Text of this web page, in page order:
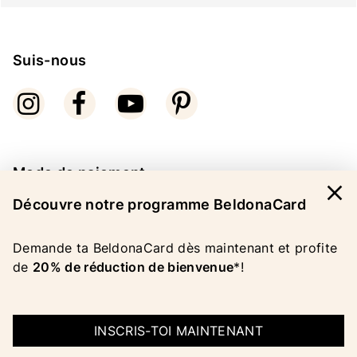
Suis-nous
Mode de paiement
MENTIONS LEGALES|CGV|PROTECTION DES
DONNEES
Découvre notre programme BeldonaCard
Demande ta BeldonaCard dès maintenant et profite
de 20% de réduction de bienvenue*!
INSCRIS-TOI MAINTENANT
close